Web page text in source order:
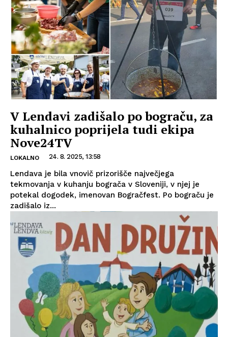
V Lendavi zadišalo po bograču, za
kuhalnico poprijela tudi ekipa
Nove24TV
LOKALNO 24. 8. 2025, 13:58
Lendava je bila vnovič prizorišče največjega
tekmovanja v kuhanju bograča v Sloveniji, v njej je
potekal dogodek, imenovan Bogračfest. Po bograču je
zadišalo iz...